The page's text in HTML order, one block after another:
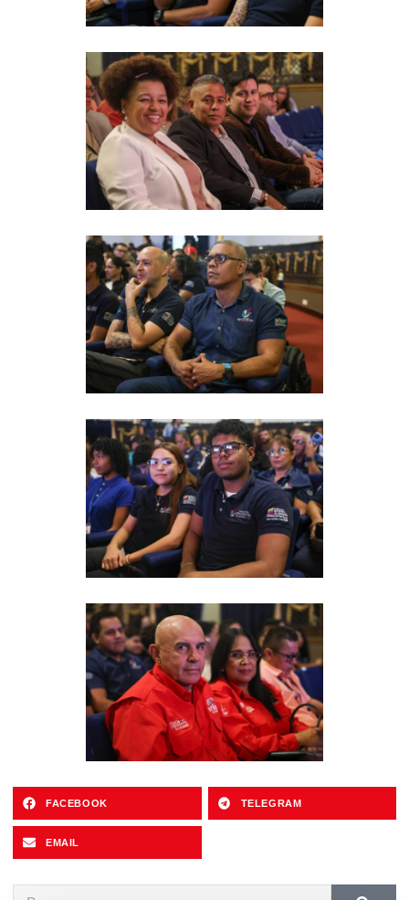
FACEBOOK TELEGRAM
EMAIL